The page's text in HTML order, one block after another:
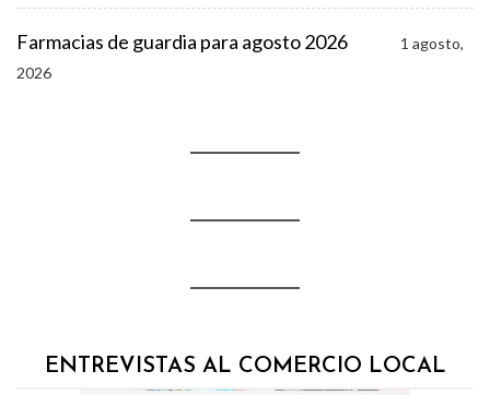
Farmacias de guardia para agosto 2026
1 agosto,
2026
ENTREVISTAS AL COMERCIO LOCAL